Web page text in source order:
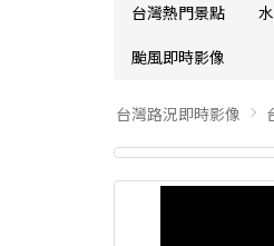
台灣熱門景點
颱風即時影像
台灣路況即時影像